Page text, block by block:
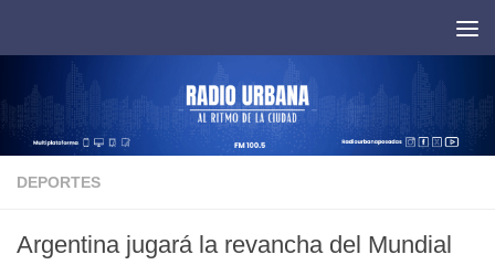
DEPORTES
Argentina jugará la revancha del Mundial